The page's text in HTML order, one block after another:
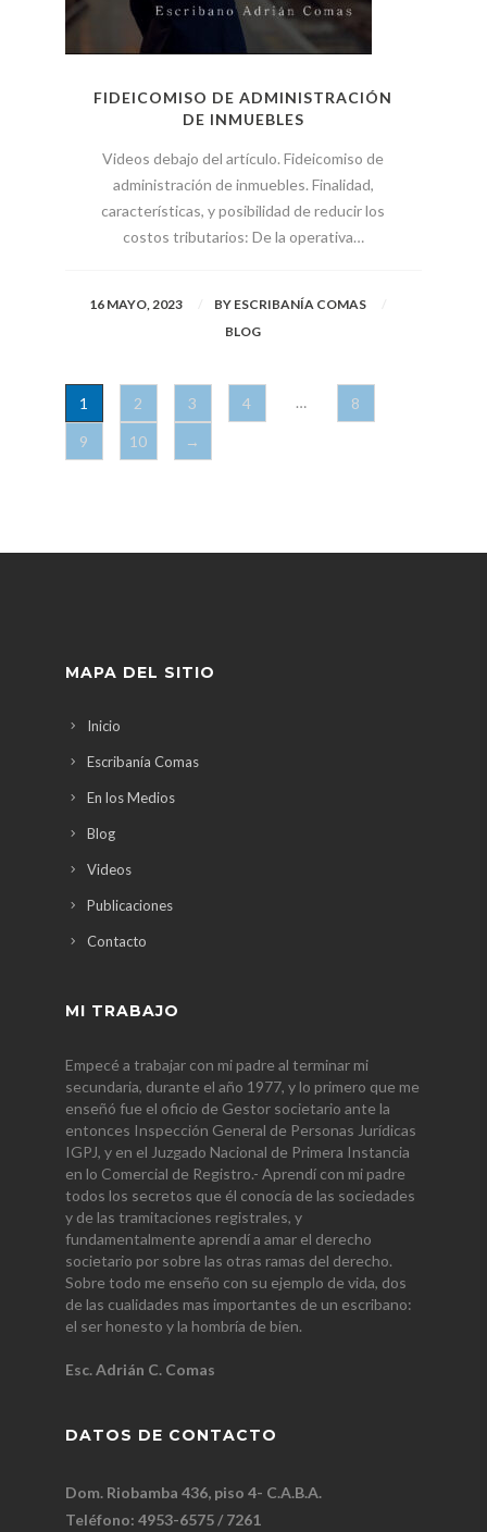
FIDEICOMISO DE ADMINISTRACIÓN
DE INMUEBLES
Videos debajo del artículo. Fideicomiso de
administración de inmuebles. Finalidad,
características, y posibilidad de reducir los
costos tributarios: De la operativa…
16 MAYO, 2023 BYESCRIBANÍA COMAS
BLOG
1 2 3 4 … 8
9 10 →
MAPA DEL SITIO
Inicio
Escribanía Comas
En los Medios
Blog
Videos
Publicaciones
Contacto
MI TRABAJO
Empecé a trabajar con mi padre al terminar mi
secundaria, durante el año 1977, y lo primero que me
enseñó fue el oficio de Gestor societario ante la
entonces Inspección General de Personas Jurídicas
IGPJ, y en el Juzgado Nacional de Primera Instancia
en lo Comercial de Registro.- Aprendí con mi padre
todos los secretos que él conocía de las sociedades
y de las tramitaciones registrales, y
fundamentalmente aprendí a amar el derecho
societario por sobre las otras ramas del derecho.
Sobre todo me enseño con su ejemplo de vida, dos
de las cualidades mas importantes de un escribano:
el ser honesto y la hombría de bien.
Esc. Adrián C. Comas
DATOS DE CONTACTO
Dom. Riobamba 436, piso 4- C.A.B.A.
Teléfono: 4953-6575 / 7261